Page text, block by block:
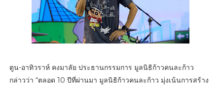
ตูน-อาทิวราห์ คงมาลัย ประธานกรรมการ มูลนิธิก้าวคนละก้าว
กล่าวว่า “ตลอด 10 ปีที่ผ่านมา มูลนิธิก้าวคนละก้าว มุ่งเน้นการสร้าง